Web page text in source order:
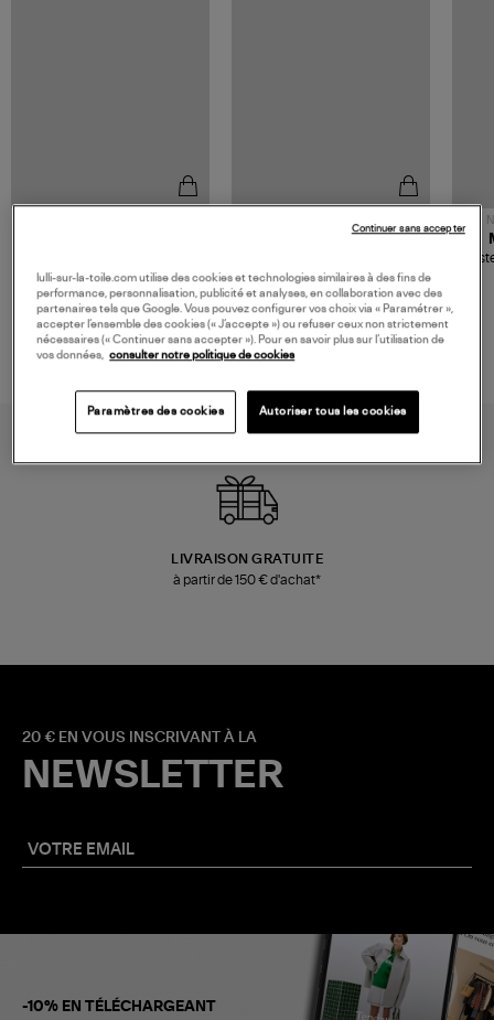
480,00 €
Champagne
189,00 €
TORAL
Mousse
LIVRAISON GRATUITE
à partir de 150 € d'achat*
20 € EN VOUS INSCRIVANT À LA
NEWSLETTER
-10% EN TÉLÉCHARGEANT
lulli-sur-la-toile.com utilise des cookies et technologies similaires à des fins de
performance, personnalisation, publicité et analyses, en collaboration avec des
partenaires tels que Google. Vous pouvez configurer vos choix via « Paramétrer »,
accepter l’ensemble des cookies (« J’accepte ») ou refuser ceux non strictement
nécessaires (« Continuer sans accepter »). Pour en savoir plus sur l’utilisation de
vos données, consulter notre politique de cookies
Paramètres des cookies Autoriser tous les cookies
Continuer sans accepter